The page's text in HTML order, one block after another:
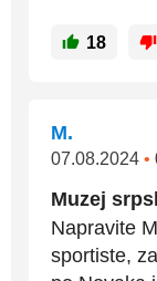
18
М.
07.08.2024 •
Muzej
Napravite
sportiste,